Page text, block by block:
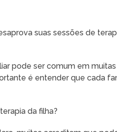
suas sessões de
pode ser comum em
é entender que cada
da filha?